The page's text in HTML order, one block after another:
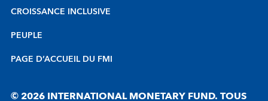
CROISSANCE INCLUSIVE
PEUPLE
PAGE D’ACCUEIL DU FMI
© 2026 INTERNATIONAL MONETARY FUND. TOUS